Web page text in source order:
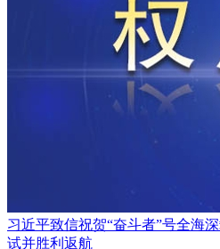
习近平致信祝贺“奋斗者”号全海
试并胜利返航